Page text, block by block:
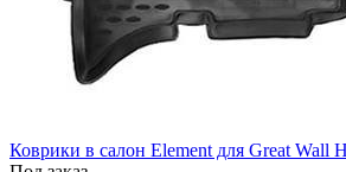
Коврики в салон Element для Great Wall